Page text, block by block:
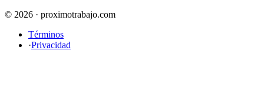
© 2026 · proximotrabajo.com
Términos
·Privacidad